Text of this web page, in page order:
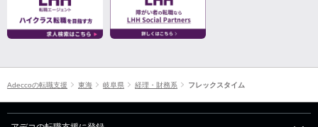
Adeccoの転職支援 東海 岐阜県 経理・財務系 フレックスタイム